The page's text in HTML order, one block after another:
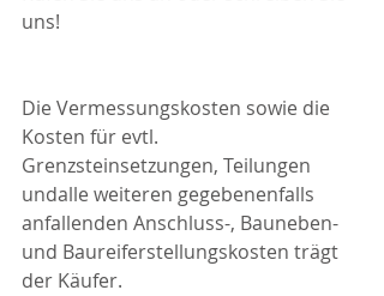
uns!
Die Vermessungskosten sowie die
Kosten für evtl.
Grenzsteinsetzungen, Teilungen
undalle weiteren gegebenenfalls
anfallenden Anschluss-, Bauneben-
und Baureiferstellungskosten trägt
der Käufer.